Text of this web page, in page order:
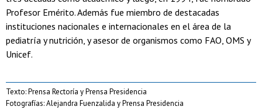
Profesor Emérito. Además fue miembro de destacadas
instituciones nacionales e internacionales en el área de la
pediatría y nutrición, y asesor de organismos como FAO, OMS y
Unicef.
Texto: Prensa Rectoría y Prensa Presidencia
Fotografías: Alejandra Fuenzalida y Prensa Presidencia